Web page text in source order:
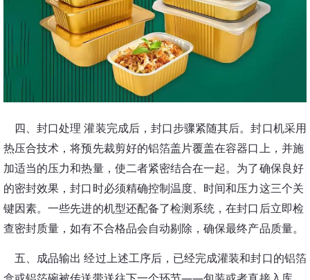
四、封口处理 灌装完成后，封口步骤紧随其后。封口机采用
热压合技术，将预先裁剪好的铝箔盖片覆盖在容器口上，并施
加适当的压力和热量，使二者紧密结合在一起。为了确保良好
的密封效果，封口时必须精确控制温度、时间和压力这三个关
键因素。一些先进的机型还配备了检测系统，在封口后立即检
查密封质量，如有不合格品会自动剔除，确保最终产品质量。
五、成品输出 经过上述工序后，已经完成灌装和封口的铝箔